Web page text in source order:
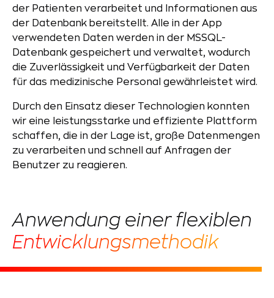
der Patienten verarbeitet und Informationen aus
der Datenbank bereitstellt. Alle in der App
verwendeten Daten werden in der MSSQL-
Datenbank gespeichert und verwaltet, wodurch
die Zuverlässigkeit und Verfügbarkeit der Daten
für das medizinische Personal gewährleistet wird.
Durch den Einsatz dieser Technologien konnten
wir eine leistungsstarke und effiziente Plattform
schaffen, die in der Lage ist, große Datenmengen
zu verarbeiten und schnell auf Anfragen der
Benutzer zu reagieren.
Anwendung einer flexiblen
Entwicklungsmethodik